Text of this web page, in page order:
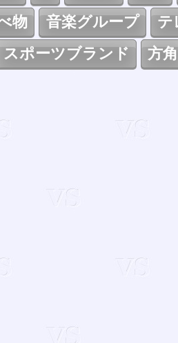
物 音楽グループ
テ
スポーツブランド 方角